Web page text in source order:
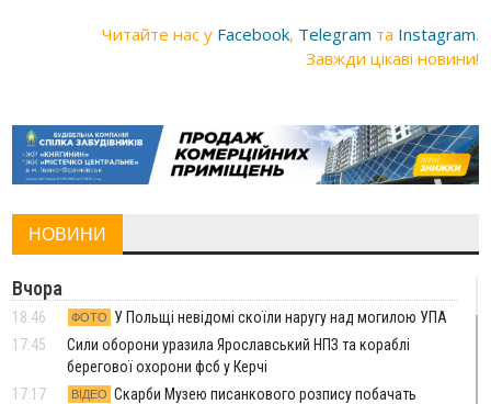
Читайте нас у Facebook, Telegram та Instagram.
Завжди цікаві новини!
НОВИНИ
Вчора
18:46 ФОТО
У Польщі невідомі скоїли наругу над могилою УПА
17:45
Сили оборони уразила Ярославський НПЗ та кораблі
берегової охорони фсб у Керчі
17:17
ВІДЕО Скарби Музею писанкового розпису побачать